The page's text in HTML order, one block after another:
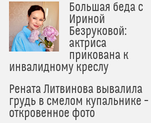
Большая беда с
Ириной
Безруковой:
актриса
прикована к
инвалидному креслу
Рената Литвинова вывалила
грудь в смелом купальнике –
откровенное фото